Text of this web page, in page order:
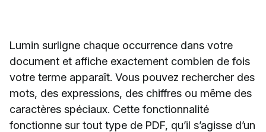
Lumin surligne chaque occurrence dans votre
document et affiche exactement combien de fois
votre terme apparaît. Vous pouvez rechercher des
mots, des expressions, des chiffres ou même des
caractères spéciaux. Cette fonctionnalité
fonctionne sur tout type de PDF, qu’il s’agisse d’un